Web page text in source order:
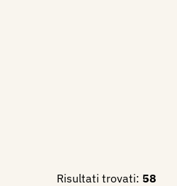
Risultati trovati: 58